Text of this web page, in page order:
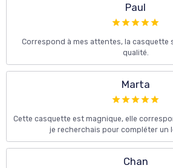
Paul
Correspond à mes attentes, la casquette
qualité.
Marta
Cette casquette est magnique, elle
je recherchais pour compléter un
Chan